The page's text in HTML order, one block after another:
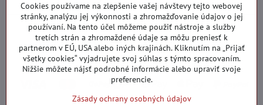
Cookies používame na zlepšenie vašej návštevy tejto webovej
stránky, analýzu jej výkonnosti a zhromažďovanie údajov o jej
používaní. Na tento účel môžeme použiť nástroje a služby
tretích strán a zhromaždené údaje sa môžu preniesť k
partnerom v EÚ, USA alebo iných krajinách. Kliknutím na „Prijať
všetky cookies“ vyjadrujete svoj súhlas s týmto spracovaním.
Nižšie môžete nájsť podrobné informácie alebo upraviť svoje
preferencie.
Zásady ochrany osobných údajov